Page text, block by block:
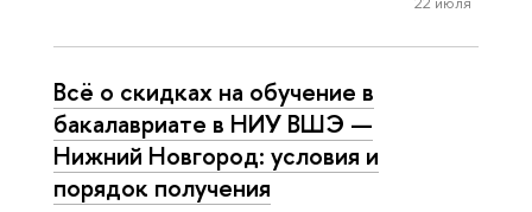
Всё о скидках на обучение в
бакалавриате в НИУ ВШЭ —
Нижний Новгород: условия и
порядок получения